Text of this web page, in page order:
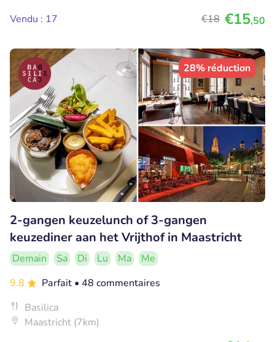
Vendu : 17
€18 €15,50
28% réduction
2-gangen keuzelunch of 3-gangen
keuzediner aan het Vrijthof in Maastricht
Demain Sa Di Lu Ma
Me
9.8
Parfait • 48 commentaires
Basilica
Maastricht (7km)